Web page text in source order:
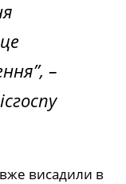
–
висадили в